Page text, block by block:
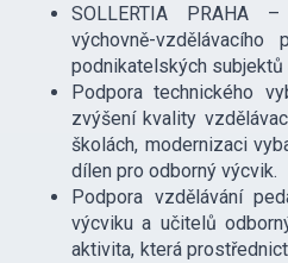
SOLLERTIA PRAHA
výchovně-
podnikatelských subjektů
Podpora technického
zvýšení kvality
školách, modernizaci
dílen pro odborný výcvik.
Podpora vzdělávání
výcviku a učitelů
aktivita, která